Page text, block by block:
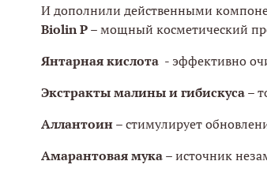
И дополнили действенными
Biolin P– мощный косметический
Янтарная кислота - эффективно
Экстракты малины и гибискуса–
Аллантоин– стимулирует
Амарантовая мука– источник